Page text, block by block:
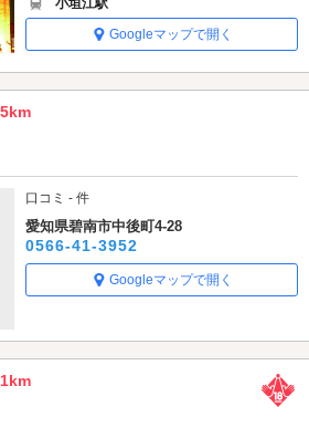
Googleマップで開く
口コミ - 件
愛知県碧南市中後町4-28
0566-41-3952
Googleマップで開く